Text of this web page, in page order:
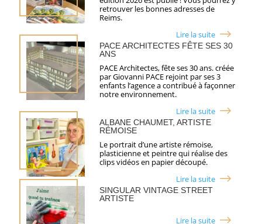
retrouver les bonnes adresses de
Reims.
Lire la suite
PACE ARCHITECTES FÊTE SES 30
ANS
PACE Architectes, fête ses 30 ans. créée
par Giovanni PACE rejoint par ses 3
enfants l’agence a contribué à façonner
notre environnement.
Lire la suite
ALBANE CHAUMET, ARTISTE
RÉMOISE
Le portrait d’une artiste rémoise,
plasticienne et peintre qui réalise des
clips vidéos en papier découpé.
Lire la suite
SINGULAR VINTAGE STREET
ARTISTE
Lire la suite